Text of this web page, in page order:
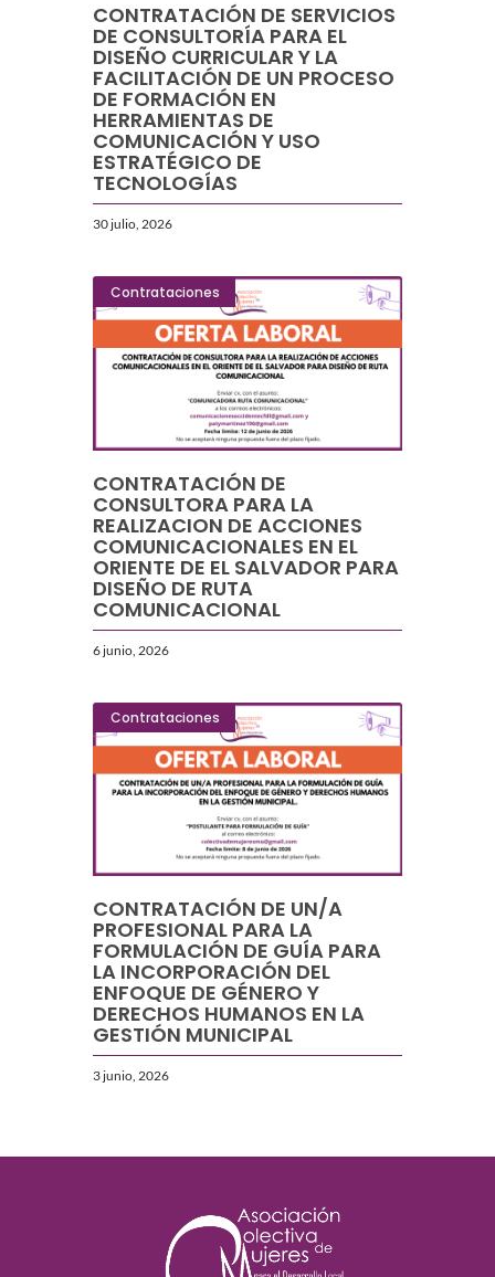
CONTRATACIÓN DE SERVICIOS
DE CONSULTORÍA PARA EL
DISEÑO CURRICULAR Y LA
FACILITACIÓN DE UN PROCESO
DE FORMACIÓN EN
HERRAMIENTAS DE
COMUNICACIÓN Y USO
ESTRATÉGICO DE
TECNOLOGÍAS
30 julio, 2026
Contrataciones
CONTRATACIÓN DE
CONSULTORA PARA LA
REALIZACION DE ACCIONES
COMUNICACIONALES EN EL
ORIENTE DE EL SALVADOR PARA
DISEÑO DE RUTA
COMUNICACIONAL
6 junio, 2026
Contrataciones
CONTRATACIÓN DE UN/A
PROFESIONAL PARA LA
FORMULACIÓN DE GUÍA PARA
LA INCORPORACIÓN DEL
ENFOQUE DE GÉNERO Y
DERECHOS HUMANOS EN LA
GESTIÓN MUNICIPAL
3 junio, 2026